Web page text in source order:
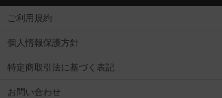
ご利用規約
個人情報保護方針
特定商取引法に基づく表記
お問い合わせ